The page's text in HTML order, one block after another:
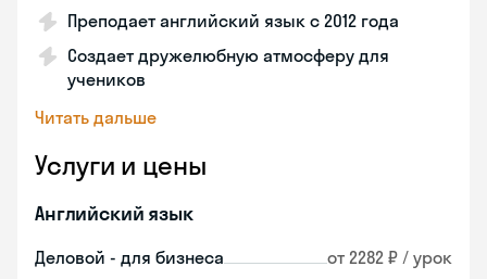
Преподает английский язык с 2012 года
Создает дружелюбную атмосферу для
учеников
Читать дальше
Услуги и цены
Английский язык
Деловой - для бизнеса от 2282 ₽ / урок